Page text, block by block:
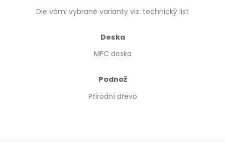
Dle vámi vybrané varianty viz. technický list
Deska
MFC deska
Podnož
Přírodní dřevo